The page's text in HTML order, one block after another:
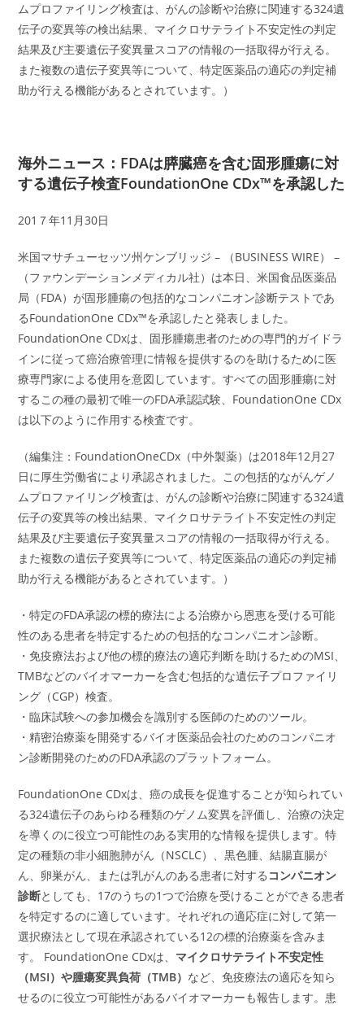
ムプロファイリング検査は、がんの診断や治療に関連する324遺
伝子の変異等の検出結果、マイクロサテライト不安定性の判定
結果及び主要遺伝子変異量スコアの情報の一括取得が行える。
また複数の遺伝子変異等について、特定医薬品の適応の判定補
助が行える機能があるとされています。）
海外ニュース：FDAは膵臓癌を含む固形腫瘍に対
する遺伝子検査FoundationOne CDx™を承認した
201７年11月30日
米国マサチューセッツ州ケンブリッジ – （BUSINESS WIRE） –
（ファウンデーションメディカル社）は本日、米国食品医薬品
局（FDA）が固形腫瘍の包括的なコンパニオン診断テストであ
るFoundationOne CDx™を承認したと発表しました。
FoundationOne CDxは、固形腫瘍患者のための専門的ガイドラ
インに従って癌治療管理に情報を提供するのを助けるために医
療専門家による使用を意図しています。すべての固形腫瘍に対
するこの種の最初で唯一のFDA承認試験、FoundationOne CDx
は以下のように作用する検査です。
（編集注：FoundationOneCDx（中外製薬）は2018年12月27
日に厚生労働省により承認されました。この包括的ながんゲノ
ムプロファイリング検査は、がんの診断や治療に関連する324遺
伝子の変異等の検出結果、マイクロサテライト不安定性の判定
結果及び主要遺伝子変異量スコアの情報の一括取得が行える。
また複数の遺伝子変異等について、特定医薬品の適応の判定補
助が行える機能があるとされています。）
・特定のFDA承認の標的療法による治療から恩恵を受ける可能
性のある患者を特定するための包括的なコンパニオン診断。
・免疫療法および他の標的療法の適応判断を助けるためのMSI、
TMBなどのバイオマーカーを含む包括的な遺伝子プロファイリ
ング（CGP）検査。
・臨床試験への参加機会を識別する医師のためのツール。
・精密治療薬を開発するバイオ医薬品会社のためのコンパニオ
ン診断開発のためのFDA承認のプラットフォーム。
FoundationOne CDxは、癌の成長を促進することが知られてい
る324遺伝子のあらゆる種類のゲノム変異を評価し、治療の決定
を導くのに役立つ可能性のある実用的な情報を提供します。特
定の種類の非小細胞肺がん（NSCLC）、黒色腫、結腸直腸が
ん、卵巣がん、または乳がんのある患者に対する コンパニオン
診断としても、17のうちの1つで治療を受けることができる患者
を特定するのに適しています。それぞれの適応症に対して第一
選択療法として現在承認されている12の標的治療薬を含みま
す。 FoundationOne CDxは、 マイクロサテライト不安定性
（MSI）や腫瘍変異負荷（TMB） など、免疫療法の適応を知ら
せるのに役立つ可能性があるバイオマーカーも報告します。患